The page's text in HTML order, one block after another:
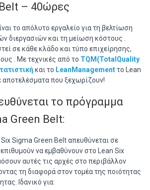
– 40ώρες
το απόλυτο εργαλείο για τη βελτίωση
διεργασιών και τη μείωση κόστους .
σε κάθε κλάδο και τύπο επιχείρησης,
. Με τεχνικές από το TQM (Total Quality
και το Lean Managementτο Lean
αποτελέσματα που ξεχωρίζουν!
το πρόγραμμα
Green Belt:
Sigma Green Belt απευθύνεται σε
να εμβαθύνουν στο Lean Six
αυτές τις αρχές στο περιβάλλον
τη διαφορά στον τομέα της ποιότητας
Ιδανικό για: